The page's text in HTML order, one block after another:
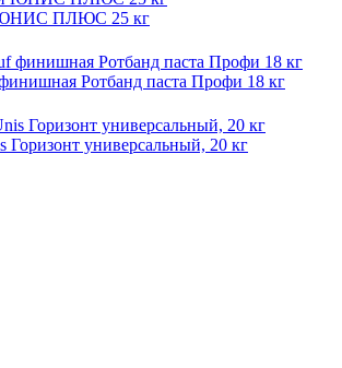
ЮНИС ПЛЮС 25 кг
Ротбанд паста Профи 18 кг
универсальный, 20 кг